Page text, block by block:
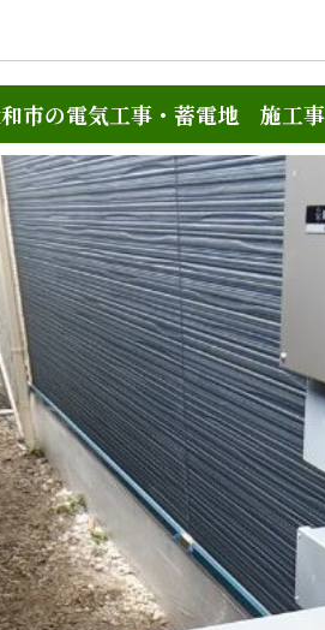
市の電気工事・蓄電地 施工